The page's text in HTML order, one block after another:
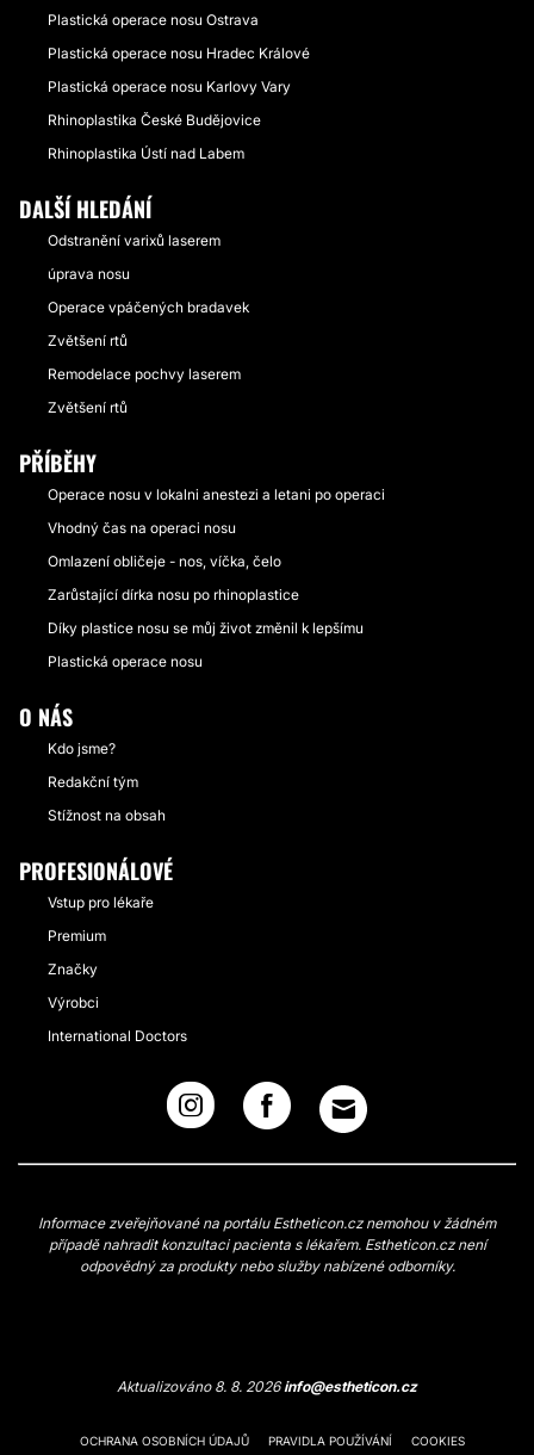
Plastická operace nosu Ostrava
Plastická operace nosu Hradec Králové
Plastická operace nosu Karlovy Vary
Rhinoplastika České Budějovice
Rhinoplastika Ústí nad Labem
DALŠÍ HLEDÁNÍ
Odstranění varixů laserem
úprava nosu
Operace vpáčených bradavek
Zvětšení rtů
Remodelace pochvy laserem
Zvětšení rtů
PŘÍBĚHY
Operace nosu v lokalni anestezi a letani po operaci
Vhodný čas na operaci nosu
Omlazení obličeje - nos, víčka, čelo
Zarůstající dírka nosu po rhinoplastice
Díky plastice nosu se můj život změnil k lepšímu
Plastická operace nosu
O NÁS
Kdo jsme?
Redakční tým
Stížnost na obsah
PROFESIONÁLOVÉ
Vstup pro lékaře
Premium
Značky
Výrobci
International Doctors
Informace zveřejňované na portálu Estheticon.cz nemohou v žádném
případě nahradit konzultaci pacienta s lékařem. Estheticon.cz není
odpovědný za produkty nebo služby nabízené odborníky.
Aktualizováno 8. 8. 2026info@estheticon.cz
OCHRANA OSOBNÍCH ÚDAJŮ PRAVIDLA POUŽÍVÁNÍ COOKIES